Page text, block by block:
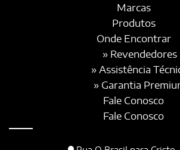
Marcas
Produtos
Onde Encontrar
» Revendedores
» Assistência
» Garantia
Fale Conosco
Fale Conosco